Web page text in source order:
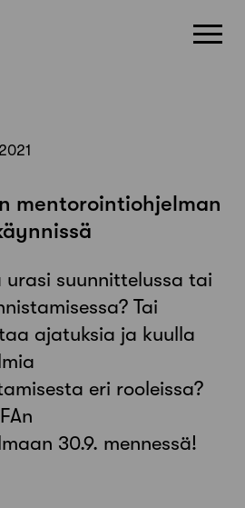
mentorointiohjelman
urasi suunnittelussa tai
Tai
ajatuksia ja kuulla
eri rooleissa?
30.9. mennessä!